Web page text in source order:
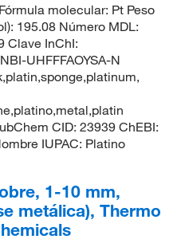
molecular: Pt Peso
195.08 Número MDL:
Clave InChI:
UHFFFAOYSA-N
CID: 23939 ChEBI:
IUPAC: Platino
1-10 mm,
metálica), Thermo